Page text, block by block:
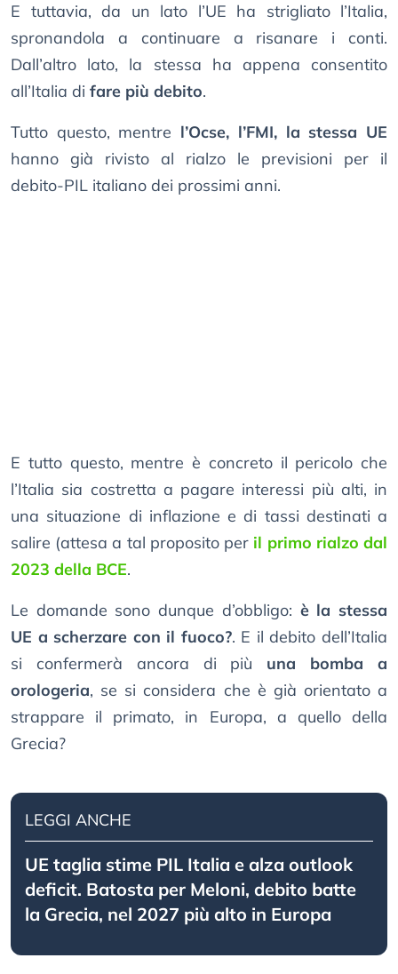
E tuttavia, da un lato l’UE ha strigliato l’Italia,
spronandola a continuare a risanare i conti.
Dall’altro lato, la stessa ha appena consentito
all’Italia di fare più debito.
Tutto questo, mentre l’Ocse, l’FMI, la stessa UE
hanno già rivisto al rialzo le previsioni per il
debito-PIL italiano dei prossimi anni.
E tutto questo, mentre è concreto il pericolo che
l’Italia sia costretta a pagare interessi più alti, in
una situazione di inflazione e di tassi destinati a
salire (attesa a tal proposito per il primo rialzo dal
2023 della BCE.
Le domande sono dunque d’obbligo: è la stessa
UE a scherzare con il fuoco?. E il debito dell’Italia
si confermerà ancora di più una bomba a
orologeria, se si considera che è già orientato a
strappare il primato, in Europa, a quello della
Grecia?
LEGGI ANCHE
UE taglia stime PIL Italia e alza outlook
deficit. Batosta per Meloni, debito batte
la Grecia, nel 2027 più alto in Europa